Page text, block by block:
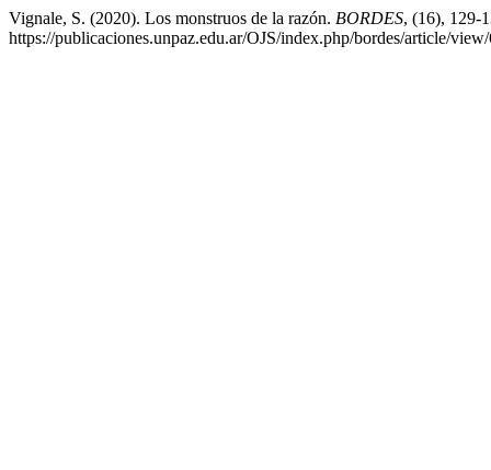
Vignale, S. (2020). Los monstruos de la razón. BORDES, (16), 129-
https://publicaciones.unpaz.edu.ar/OJS/index.php/bordes/article/